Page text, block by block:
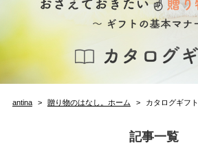
antina 贈り物のはなし。ホーム カタログギフト
記事一覧